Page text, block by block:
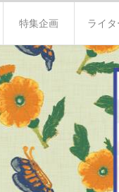
特集企画 ライタ